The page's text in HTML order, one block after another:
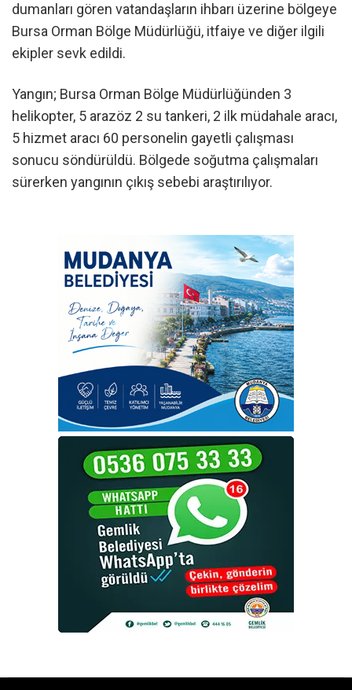
dumanları gören vatandaşların ihbarı üzerine bölgeye
Bursa Orman Bölge Müdürlüğü, itfaiye ve diğer ilgili
ekipler sevk edildi.
Yangın; Bursa Orman Bölge Müdürlüğünden 3
helikopter, 5 arazöz 2 su tankeri, 2 ilk müdahale aracı,
5 hizmet aracı 60 personelin gayetli çalışması
sonucu söndürüldü. Bölgede soğutma çalışmaları
sürerken yangının çıkış sebebi araştırılıyor.